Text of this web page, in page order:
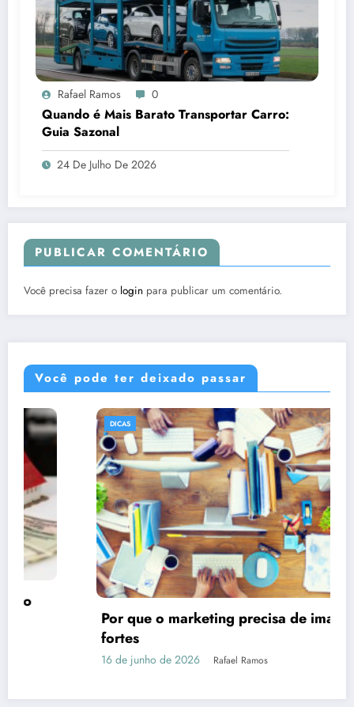
Rafael Ramos 0
Quando é Mais Barato Transportar Carro:
Guia Sazonal
24 De Julho De 2026
PUBLICAR COMENTÁRIO
Você precisa fazer o login para publicar um comentário.
Você pode ter deixado passar
DICAS
Por que o marketing precisa de imagens
16 de junho de 2026 Rafael Ramos